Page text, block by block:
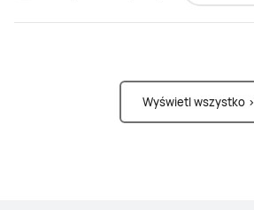
Wyświetl wszystko >